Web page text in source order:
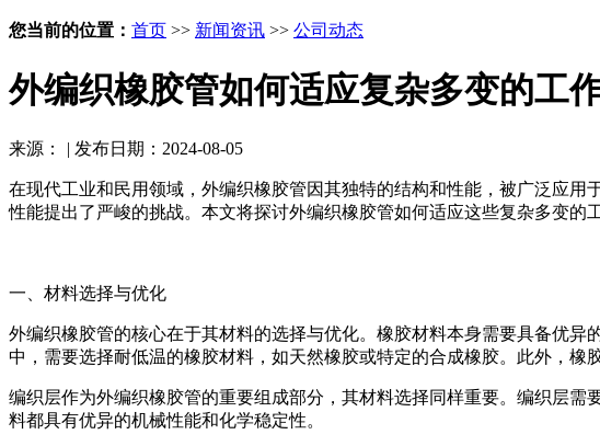
您当前的位置： 首页 >> 新闻资讯 >> 公司动态
外编织橡胶管如何适应复杂多变的工
来源： | 发布日期：2024-08-05
在现代工业和民用领域，外编织橡胶管因其独特的结构和性能，被广泛应
性能提出了严峻的挑战。本文将探讨外编织橡胶管如何适应这些复杂多变的
一、材料选择与优化
外编织橡胶管的核心在于其材料的选择与优化。橡胶材料本身需要具备优
中，需要选择耐低温的橡胶材料，如天然橡胶或特定的合成橡胶。此外，橡
编织层作为外编织橡胶管的重要组成部分，其材料选择同样重要。编织层
料都具有优异的机械性能和化学稳定性。